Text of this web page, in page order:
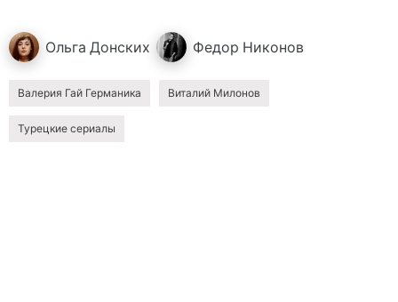
Ольга Донских Федор Никонов
Валерия Гай Германика Виталий Милонов
Турецкие сериалы